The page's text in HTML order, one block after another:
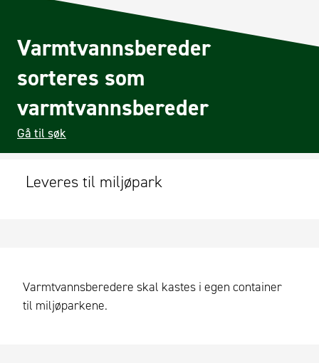
Varmtvannsbereder
sorteres som
varmtvannsbereder
Gå til søk
Leveres til miljøpark
Varmtvannsberedere skal kastes i egen container
til miljøparkene.